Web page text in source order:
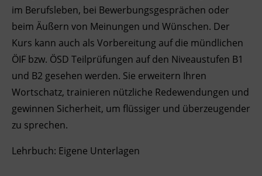
Ingenieurzertifizierung
Deutsch und Integration
Akademisches Studienzentrum
Digitales Lernen
BFI Reutte
BFI Schwaz
im Berufsleben, bei Bewerbungsgesprächen oder
beim Äußern von Meinungen und Wünschen. Der
Kurs kann auch als Vorbereitung auf die mündlichen
ÖIF bzw. ÖSD Teilprüfungen auf den Niveaustufen B1
und B2 gesehen werden. Sie erweitern Ihren
Wortschatz, trainieren nützliche Redewendungen und
gewinnen Sicherheit, um flüssiger und überzeugender
zu sprechen.
Lehrbuch: Eigene Unterlagen